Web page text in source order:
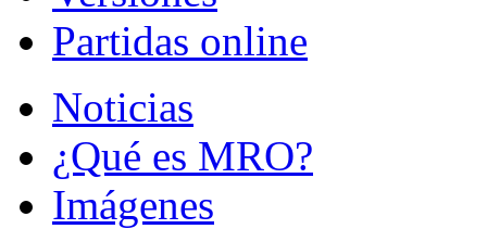
Partidas online
Noticias
¿Qué es MRO?
Imágenes